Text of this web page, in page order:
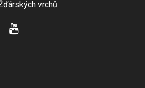
vrchů.